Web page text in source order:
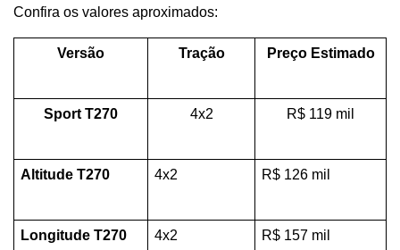
Confira os valores aproximados:
Versão Tração Preço Estimado
Sport T270 4x2 R$ 119 mil
Altitude T270 4x2 R$ 126 mil
Longitude T270 4x2 R$ 157 mil